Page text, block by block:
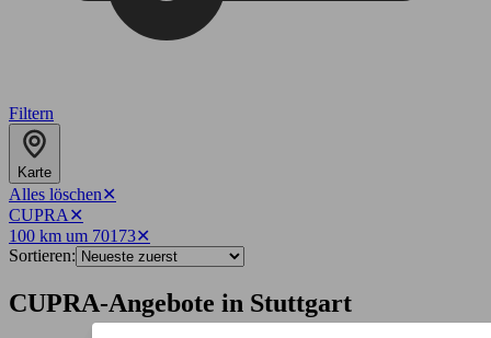
Filtern
Karte
Alles löschen✕
CUPRA ✕
100 km um 70173✕
Sortieren:
CUPRA-Angebote in Stuttgart